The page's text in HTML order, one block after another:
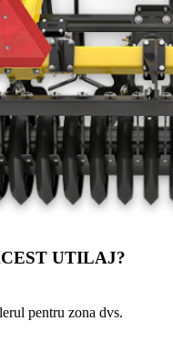
UTILAJ?
pentru zona dvs.